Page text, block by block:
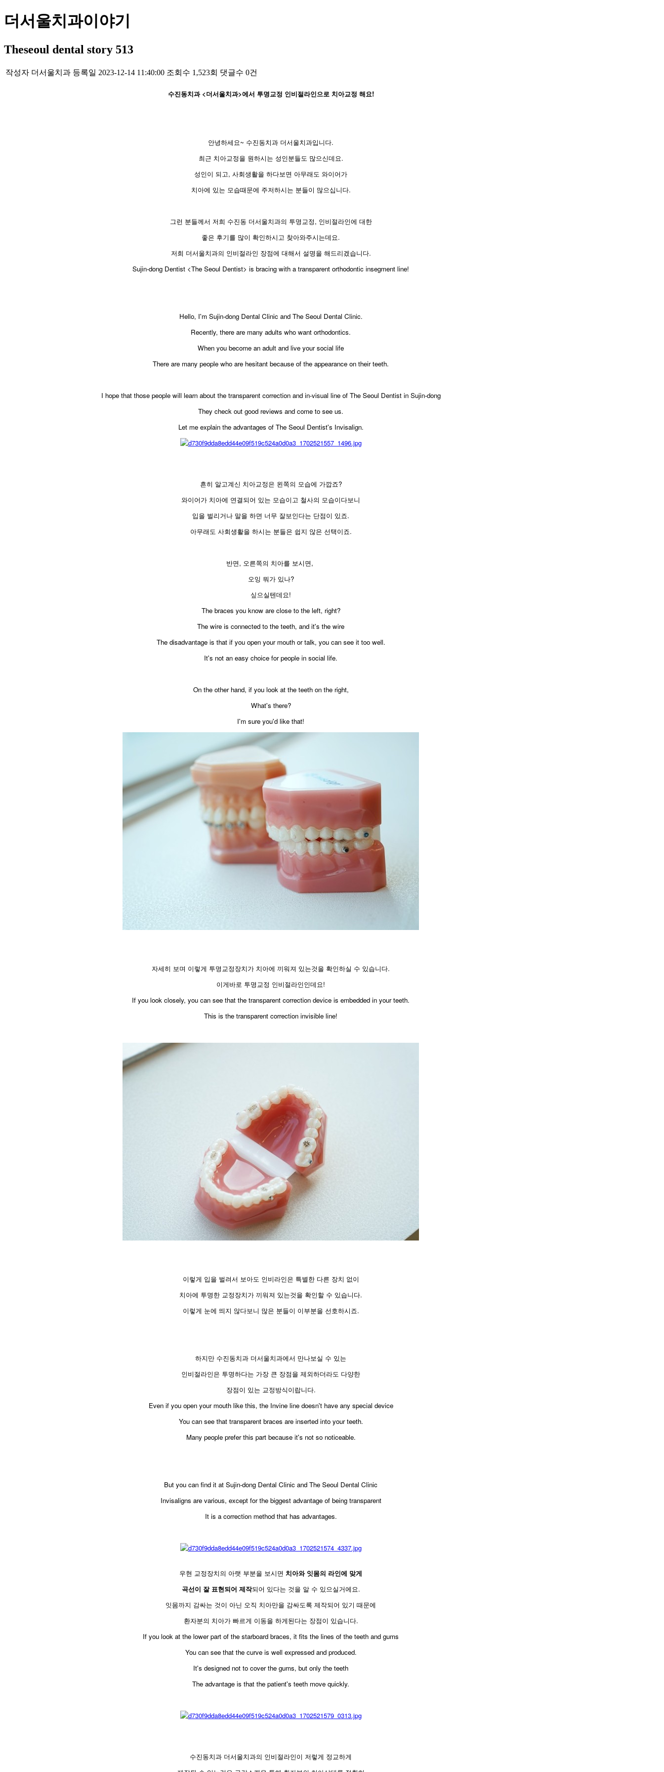
더서울치과이야기
Theseoul dental story 513
작성자 더서울치과 등록일 2023-12-14 11:40:00 조회수 1,523회 댓글수 0건
수진동치과 <더서울치과>에서 투명교정 인비절라인으로 치아교정 해요!
안녕하세요~ 수진동치과 더서울치과입니다.
최근 치아교정을 원하시는 성인분들도 많으신데요.
성인이 되고, 사회생활을 하다보면 아무래도 와이어가
치아에 있는 모습때문에 주저하시는 분들이 많으십니다.
그런 분들께서 저희 수진동 더서울치과의 투명교정, 인비절라인에 대한
좋은 후기를 많이 확인하시고 찾아와주시는데요.
저희 더서울치과의 인비절라인 장점에 대해서 설명을 해드리겠습니다.
Sujin-dong Dentist <The Seoul Dentist> is bracing with a transparent orthodontic insegment line!
Hello, I'm Sujin-dong Dental Clinic and The Seoul Dental Clinic.
Recently, there are many adults who want orthodontics.
When you become an adult and live your social life
There are many people who are hesitant because of the appearance on their teeth.
I hope that those people will learn about the transparent correction and in-visual line of The Seoul Dentist in Sujin-dong
They check out good reviews and come to see us.
Let me explain the advantages of The Seoul Dentist's Invisalign.
흔히 알고계신 치아교정은 왼쪽의 모습에 가깝죠?
와이어가 치아에 연결되어 있는 모습이고 철사의 모습이다보니
입을 벌리거나 말을 하면 너무 잘보인다는 단점이 있죠.
아무래도 사회생활을 하시는 분들은 쉽지 않은 선택이죠.
반면, 오른쪽의 치아를 보시면,
오잉 뭐가 있나?
싶으실텐데요!
The braces you know are close to the left, right?
The wire is connected to the teeth, and it's the wire
The disadvantage is that if you open your mouth or talk, you can see it too well.
It's not an easy choice for people in social life.
On the other hand, if you look at the teeth on the right,
What's there?
I'm sure you'd like that!
자세히 보며 이렇게 투명교정장치가 치아에 끼워져 있는것을 확인하실 수 있습니다.
이게바로 투명교정 인비절라인인데요!
If you look closely, you can see that the transparent correction device is embedded in your teeth.
This is the transparent correction invisible line!
이렇게 입을 벌려서 보아도 인비라인은 특별한 다른 장치 없이
치아에 투명한 교정장치가 끼워져 있는것을 확인할 수 있습니다.
이렇게 눈에 띄지 않다보니 많은 분들이 이부분을 선호하시죠.
하지만 수진동치과 더서울치과에서 만나보실 수 있는
인비절라인은 투명하다는 가장 큰 장점을 제외하더라도 다양한
장점이 있는 교정방식이랍니다.
Even if you open your mouth like this, the Invine line doesn't have any special device
You can see that transparent braces are inserted into your teeth.
Many people prefer this part because it's not so noticeable.
But you can find it at Sujin-dong Dental Clinic and The Seoul Dental Clinic
Invisaligns are various, except for the biggest advantage of being transparent
It is a correction method that has advantages.
우현 교정장치의 아랫 부분을 보시면 치아와 잇몸의 라인에 맞게
곡선이 잘 표현되어 제작되어 있다는 것을 알 수 있으실거에요.
잇몸까지 감싸는 것이 아닌 오직 치아만을 감싸도록 제작되어 있기 때문에
환자분의 치아가 빠르게 이동을 하게된다는 장점이 있습니다.
If you look at the lower part of the starboard braces, it fits the lines of the teeth and gums
You can see that the curve is well expressed and produced.
It's designed not to cover the gums, but only the teeth
The advantage is that the patient's teeth move quickly.
수진동치과 더서울치과의 인비절라인이 저렇게 정교하게